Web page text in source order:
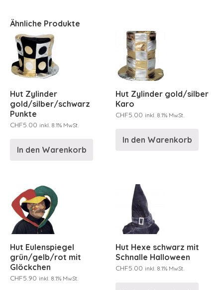
Ähnliche Produkte
Hut Zylinder
gold/silber/schwarz
Punkte
CHF5.00 inkl. 8.1% MwSt.
In den Warenkorb
Hut Zylinder gold/silber
Karo
CHF5.00 inkl. 8.1% MwSt.
In den Warenkorb
Hut Eulenspiegel
grün/gelb/rot mit
Glöckchen
CHF5.90 inkl. 8.1% MwSt.
Hut Hexe schwarz mit
Schnalle Halloween
CHF5.00 inkl. 8.1% MwSt.